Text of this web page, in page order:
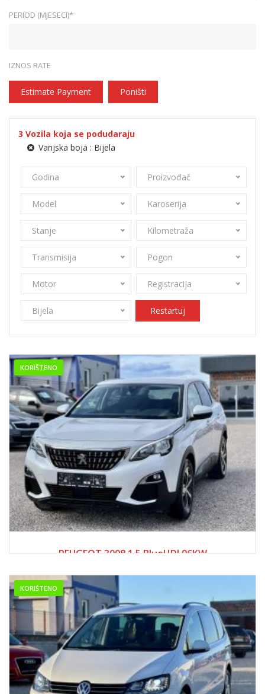
PERIOD (MJESECI)*
IZNOS RATE
Estimate Payment Poništi
3 Vozila koja se podudaraju
Vanjska boja : Bijela
Godina Proizvođač
Model Karoserija
Stanje Kilometraža
Transmisija Pogon
Motor Registracija
Bijela Restartuj
KORIŠTENO
PEUGEOT 3008 1.5 BlueHDI 96KW
32,500.00 KM
KORIŠTENO